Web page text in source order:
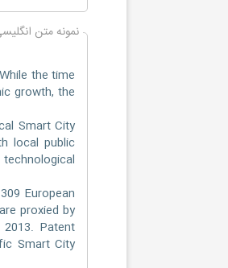
نمونه متن
the time
growth, the
Smart City
local public
European
proxied by
Patent
Smart City